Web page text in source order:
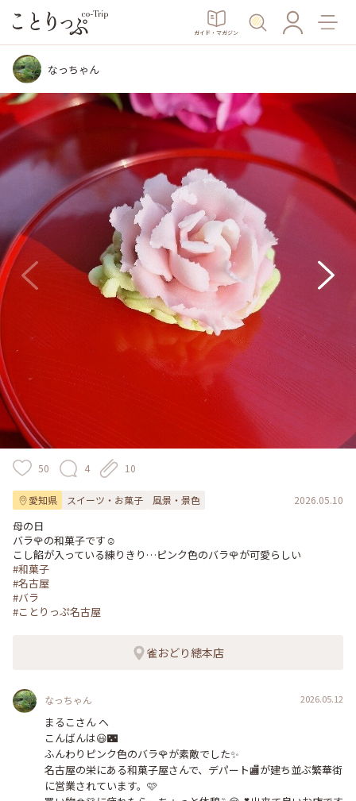
ガイド・マガジン
なっちゃん
50 4 10
愛知県 スイーツ・お菓子 風景・景色 2026.05.10
母の日
バラ🌹の和菓子です☺️
#和菓子
#名古屋
#バラ
#ことりっぷ名古屋
雀おどり總本店
なっちゃん 2026.05.12
まるこさん へ
こんばんは😃🌃
ふんわりピンク色のバラ🌹が素敵でした✨
名古屋の栄にある和菓子屋さんで、デパート🏬が建ち並ぶ繁華街
に営業されています。🩷